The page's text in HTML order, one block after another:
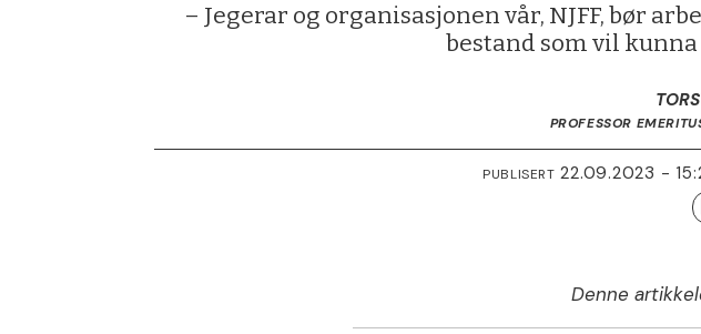
– Jegerar og organisasjonen vår, NJFF, bør
bestand som vil
PROFESSOR
PUBLISERT 22.09.2023 -
Denne